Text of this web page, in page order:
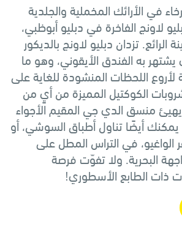
في الأرائك المخملية والجلدية
لاونج الفاخرة في دبليو أبوظبي،
الرائع. تزدان دبليو لاونج بالديكور
به الفندق الأيقوني، وهو ما
لأروع اللحظات المنشودة للغاية على
الكوكتيل المميزة من أيٍ من
يهيئ منسق الدي جي المقيم الأجواء
يمكنك أيضًا تناول أطباق السوشي، أو
الواغيو، في التراس المطل على
البحرية. ولا تفوّت فرصة
ذات الطابع الأسطوري!